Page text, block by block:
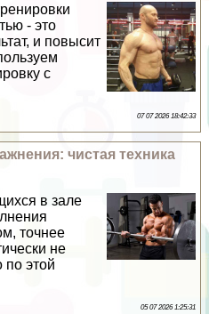
- это
и повысит
с
07 07 2026 18:42:33
чистая техника
в зале
точнее
не
по этой
05 07 2026 1:25:31